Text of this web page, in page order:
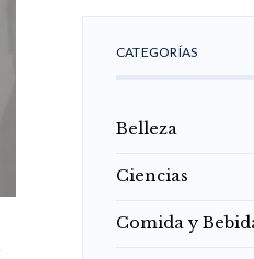
CATEGORÍAS
Belleza
Ciencias
Comida y